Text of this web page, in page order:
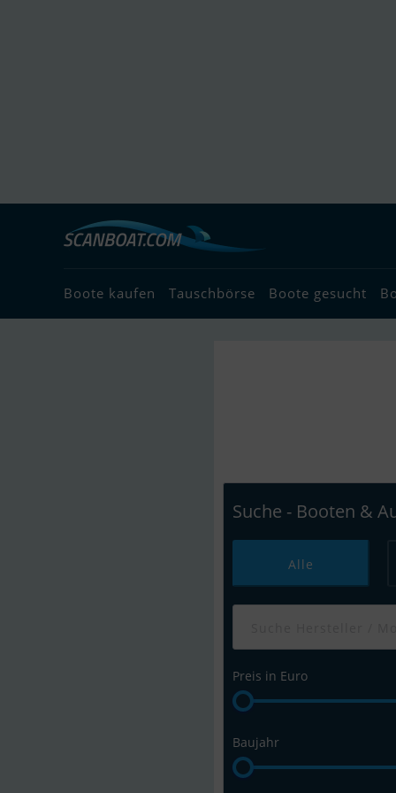
Boote kaufen Tauschbörse Boote gesucht
Traumyacht
Finden Sie
Suche - Booten &
Alle
Preis in Euro
Baujahr